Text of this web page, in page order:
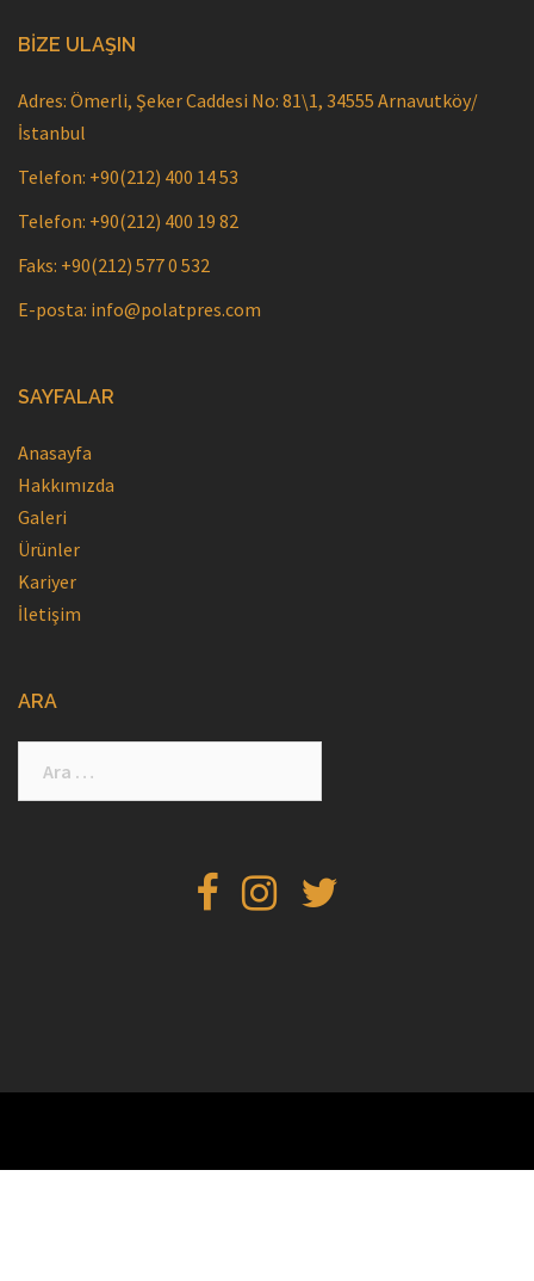
BIZE ULAŞIN
Adres: Ömerli, Şeker Caddesi No: 81\1, 34555 Arnavutköy/
İstanbul
Telefon: +90(212) 400 14 53
Telefon: +90(212) 400 19 82
Faks: +90(212) 577 0 532
E-posta: info@polatpres.com
SAYFALAR
Anasayfa
Hakkımızda
Galeri
Ürünler
Kariyer
İletişim
ARA
facebookinstagram